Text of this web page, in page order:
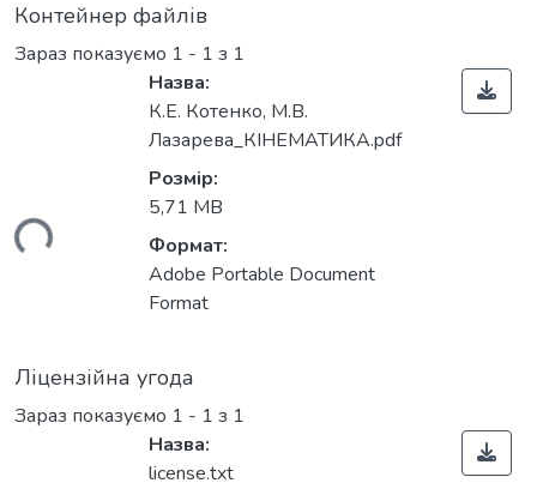
Контейнер файлів
Зараз показуємо 1 - 1 з 1
Назва:
К.Е. Котенко, М.В.
Лазарева_КІНЕМАТИКА.pdf
Розмір:
5,71 MB
Формат:
Adobe Portable Document
Format
Ліцензійна угода
Зараз показуємо 1 - 1 з 1
Назва:
license.txt